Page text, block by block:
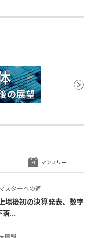
スターへの道
場後初の決算発表、数字
落...
マンスリー